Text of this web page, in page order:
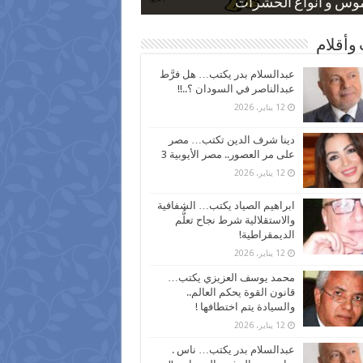
و أنواع الحشرات
بعد ارتفاع الأسعار
نسبة الطلاق في مصر
كاركاتيرية
كاركاتيرية
وأقلام
عبدالسلام بدر يكتب… هل فرَّط
عبدالناصر في السودان ؟..!!
12 يناير، 2026
دينا شرف الدين تكتب… مصر
على مر العصور.. مصر الأيوبية 3
12 يناير، 2026
ابراهيم الصياد يكتب… الشفافية
والاستقلالية شرط نجاح تعلُّم
الديمقراطية!
12 يناير، 2026
محمد يوسف العزيزي يكتب…
قانون القوة يحكم العالم..
والسيادة يتم اختطافها !
12 يناير، 2026
عبدالسلام بدر يكتب… ناس .